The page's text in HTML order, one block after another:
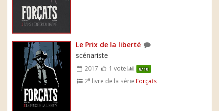
Le Prix de la liberté
scénariste
2017 1 vote 8/10
2e livre de la série Forçats